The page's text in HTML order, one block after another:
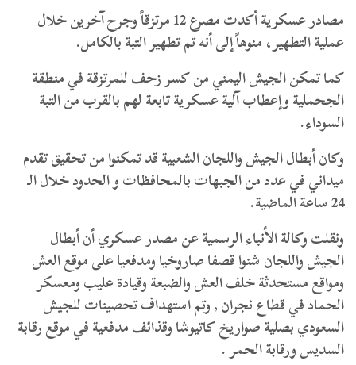
مصادر عسكرية أكدت مصرع 12 مرتزقاً وجرح آخرين خلال
عملية التطهير، منوهاً إلى أنه تم تطهير التبة بالكامل.
كما تمكن الجيش اليمني من كسر زحف للمرتزقة في منطقة
الجحملية وإعطاب آلية عسكرية تابعة لهم بالقرب من التبة
السوداء.
وكان أبطال الجيش واللجان الشعبية قد تمكنوا من تحقيق تقدم
ميداني في عدد من الجبهات بالمحافظات و الحدود خلال الـ
24 ساعة الماضية.
ونقلت وكالة الأنباء الرسمية عن مصدر عسكري أن أبطال
الجيش واللجان شنوا قصفا صاروخيا ومدفعيا على موقع العش
ومواقع مستحدثة خلف العش والضبعة وقيادة عليب ومعسكر
الحماد في قطاع نجران , وتم استهداف تحصينات للجيش
السعودي بصلية صواريخ كاتيوشا وقذائف مدفعية في موقع رقابة
السديس ورقابة الحمر .